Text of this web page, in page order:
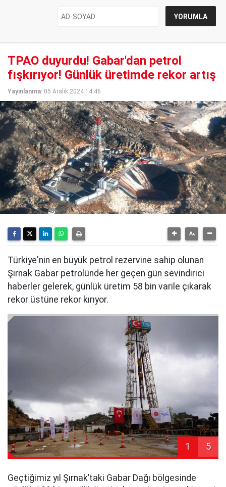
TPAO duyurdu! Gabar'dan petrol
fışkırıyor! Günlük üretimde rekor artış
Yayınlanma: 05 Aralık 2024 14:46
Türkiye'nin en büyük petrol rezervine sahip olunan
Şırnak Gabar petrolünde her geçen gün sevindirici
haberler gelerek, günlük üretim 58 bin varile çıkarak
rekor üstüne rekor kırıyor.
1 5
Geçtiğimiz yıl Şırnak’taki Gabar Dağı bölgesinde